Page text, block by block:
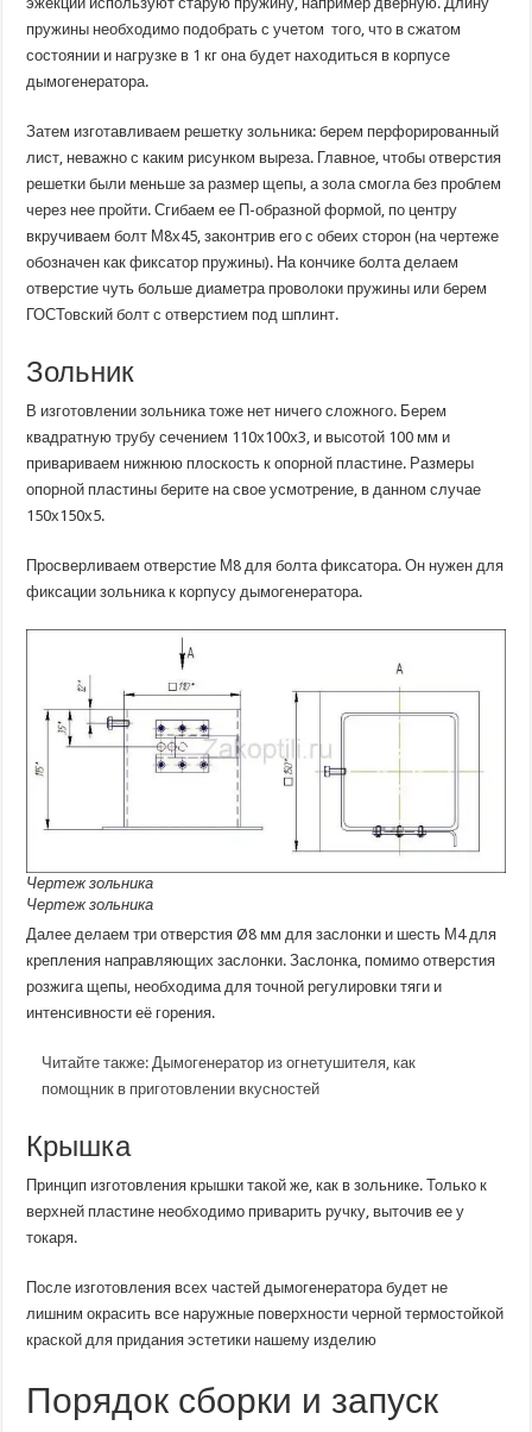
пружины необходимо подобрать с учетом того, что в сжатом
состоянии и нагрузке в 1 кг она будет находиться в корпусе
дымогенератора.
Затем изготавливаем решетку зольника: берем перфорированный
лист, неважно с каким рисунком выреза. Главное, чтобы отверстия
решетки были меньше за размер щепы, а зола смогла без проблем
через нее пройти. Сгибаем ее П-образной формой, по центру
вкручиваем болт М8х45, законтрив его с обеих сторон (на чертеже
обозначен как фиксатор пружины). На кончике болта делаем
отверстие чуть больше диаметра проволоки пружины или берем
ГОСТовский болт с отверстием под шплинт.
Зольник
В изготовлении зольника тоже нет ничего сложного. Берем
квадратную трубу сечением 110х100х3, и высотой 100 мм и
привариваем нижнюю плоскость к опорной пластине. Размеры
опорной пластины берите на свое усмотрение, в данном случае
150х150х5.
Просверливаем отверстие М8 для болта фиксатора. Он нужен для
фиксации зольника к корпусу дымогенератора.
Чертеж зольника
Чертеж зольника
Далее делаем три отверстия Ø8 мм для заслонки и шесть М4 для
крепления направляющих заслонки. Заслонка, помимо отверстия
розжига щепы, необходима для точной регулировки тяги и
интенсивности её горения.
Читайте также: Дымогенератор из огнетушителя, как
помощник в приготовлении вкусностей
Крышка
Принцип изготовления крышки такой же, как в зольнике. Только к
верхней пластине необходимо приварить ручку, выточив ее у
токаря.
После изготовления всех частей дымогенератора будет не
лишним окрасить все наружные поверхности черной термостойкой
краской для придания эстетики нашему изделию
Порядок сборки и запуск